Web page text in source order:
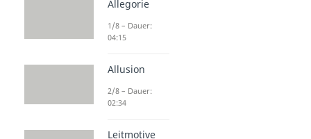
Allegorie
1/8 – Dauer:
04:15
Allusion
2/8 – Dauer:
02:34
Leitmotive